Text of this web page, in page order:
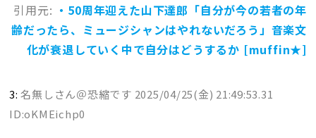
引用元: ・50周年迎えた山下達郎「自分が今の若者の年
齢だったら、ミュージシャンはやれないだろう」音楽文
化が衰退していく中で自分はどうするか [muffin★]
3:名無しさん＠恐縮です 2025/04/25(金) 21:49:53.31
ID:oKMEichp0